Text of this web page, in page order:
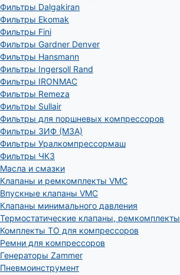
Фильтры Dalgakiran
Фильтры Ekomak
Фильтры Fini
Фильтры Gardner Denver
Фильтры Hansmann
Фильтры Ingersoll Rand
Фильтры IRONMAC
Фильтры Remeza
Фильтры Sullair
Фильтры для поршневых компрессоров
Фильтры ЗИФ (МЗА)
Фильтры Уралкомпрессормаш
Фильтры ЧКЗ
Масла и смазки
Клапаны и ремкомплекты VMC
Впускные клапаны VMC
Клапаны минимального давления
Термостатические клапаны, ремкомплекты
Комплекты ТО для компрессоров
Ремни для компрессоров
Генераторы Zammer
Пневмоинструмент